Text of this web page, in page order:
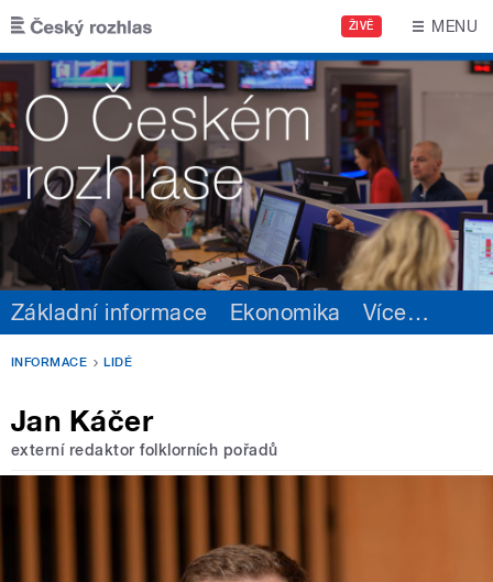
Přejít k hlavnímu obsahu
ŽIVĚ MENU
Základní informace Ekonomika Více…
INFORMACE LIDÉ
Jan Káčer
externí redaktor folklorních pořadů